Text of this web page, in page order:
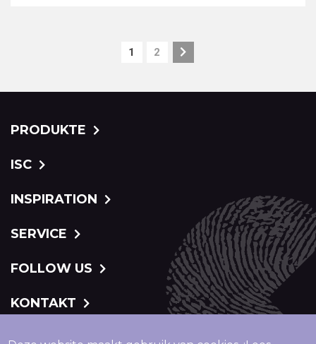
Current
1 Seite
2
PRODUKTE
ISC
INSPIRATION
SERVICE
FOLLOW US
KONTAKT